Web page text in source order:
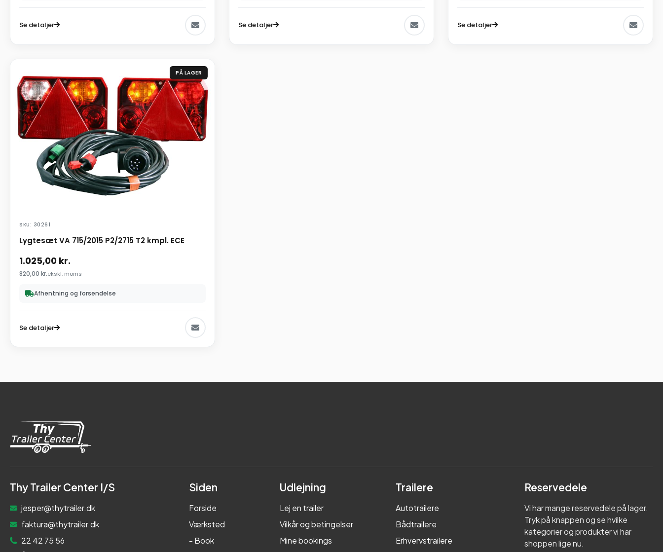
Se detaljer Se detaljer Se detaljer
PÅ LAGER
SKU: 30261
Lygtesæt VA 715/2015 P2/2715 T2 kmpl. ECE
1.025,00 kr.
820,00 kr.ekskl. moms
Afhentning og forsendelse
Se detaljer
Thy Trailer Center I/S
jesper@thytrailer.dk
faktura@thytrailer.dk
22 42 75 56
Siden
Forside
Værksted
- Book
Udlejning
Lej en trailer
Vilkår og betingelser
Mine bookings
Trailere
Autotrailere
Bådtrailere
Erhvervstrailere
Reservedele
Vi har mange reservedele på lager.
Tryk på knappen og se hvilke
kategorier og produkter vi har
shoppen lige nu.